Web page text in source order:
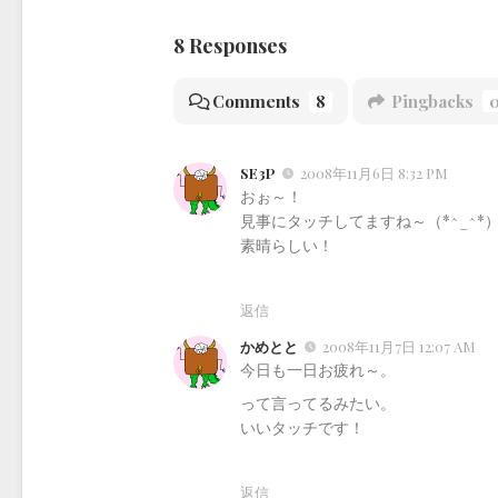
8 Responses
Comments 8 Pingbacks
SE3P 2008年11月6日 8:32 PM
おぉ～！
見事にタッチしてますね～（*^_^*
素晴らしい！
返信
かめとと
2008年11月7日 12:07 AM
今日も一日お疲れ～。
って言ってるみたい。
いいタッチです！
返信